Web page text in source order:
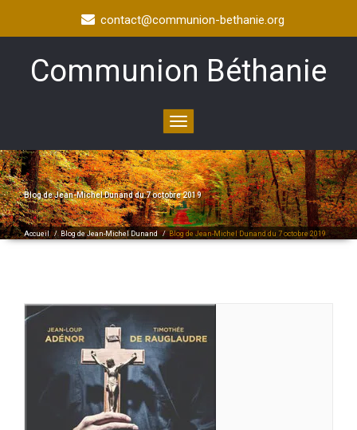
contact@communion-bethanie.org
Communion Béthanie
Toggle
navigation
Blog de Jean-Michel Dunand du 7 octobre 2019
Accueil / Blog de Jean-Michel Dunand/Blog de Jean-Michel Dunand du 7 octobre 2019